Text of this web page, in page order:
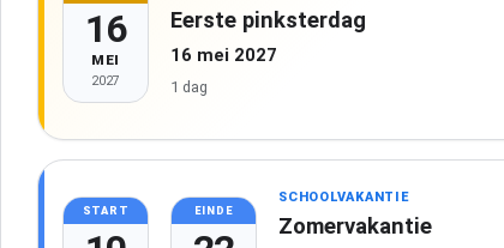
16
MEI
2027
Eerste pinksterdag
16 mei 2027
1 dag
START EINDE
SCHOOLVAKANTIE
Zomervakantie